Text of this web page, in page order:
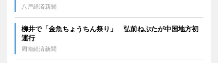
八戸経済新聞
柳井で「金魚ちょうちん祭り」 弘前ねぷたが中国地方初
運行
周南経済新聞